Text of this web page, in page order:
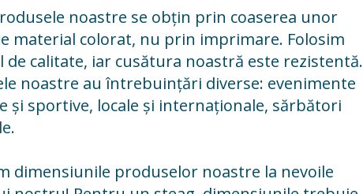
rodusele noastre se obțin prin coaserea unor
material colorat, nu prin imprimare. Folosim
de calitate, iar cusătura noastră este rezistentă.
noastre au întrebuințări diverse: evenimente
și sportive, locale și internaționale, sărbători
dimensiunile produselor noastre la nevoile